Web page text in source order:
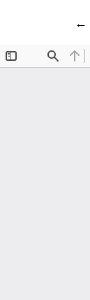
←